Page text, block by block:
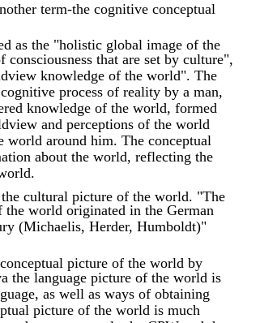
term-the cognitive conceptual
as the "holistic global image of the
that are set by culture",
knowledge of the world". The
process of reality by a man,
knowledge of the world, formed
and perceptions of the world
world around him. The conceptual
about the world, reflecting the
cultural picture of the world. "The
world originated in the German
(Michaelis, Herder, Humboldt)"
picture of the world by
the language picture of the world is
as well as ways of obtaining
picture of the world is much